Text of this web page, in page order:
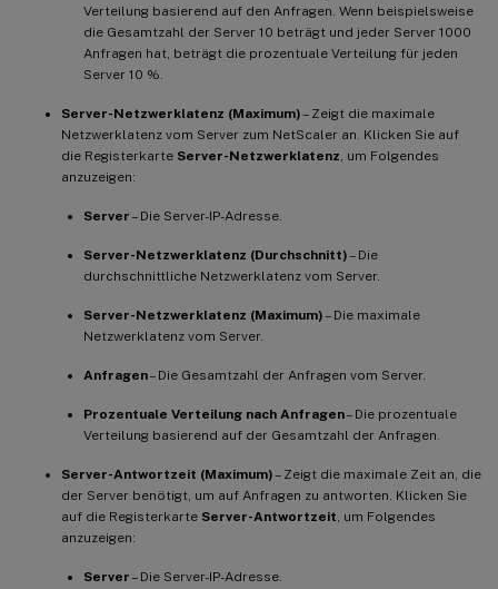
Verteilung basierend auf den Anfragen. Wenn beispielsweise
die Gesamtzahl der Server 10 beträgt und jeder Server 1000
Anfragen hat, beträgt die prozentuale Verteilung für jeden
Server 10 %.
Server-Netzwerklatenz (Maximum)– Zeigt die maximale
Netzwerklatenz vom Server zum NetScaler an. Klicken Sie auf
die Registerkarte Server-Netzwerklatenz, um Folgendes
anzuzeigen:
Server– Die Server-IP-Adresse.
Server-Netzwerklatenz (Durchschnitt)– Die
durchschnittliche Netzwerklatenz vom Server.
Server-Netzwerklatenz (Maximum)– Die maximale
Netzwerklatenz vom Server.
Anfragen– Die Gesamtzahl der Anfragen vom Server.
Prozentuale Verteilung nach Anfragen– Die prozentuale
Verteilung basierend auf der Gesamtzahl der Anfragen.
Server-Antwortzeit (Maximum)– Zeigt die maximale Zeit an, die
der Server benötigt, um auf Anfragen zu antworten. Klicken Sie
auf die Registerkarte Server-Antwortzeit, um Folgendes
anzuzeigen:
Server– Die Server-IP-Adresse.